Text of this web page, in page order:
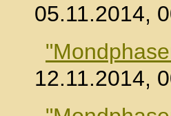
05.11.2014,
12.11.2014,